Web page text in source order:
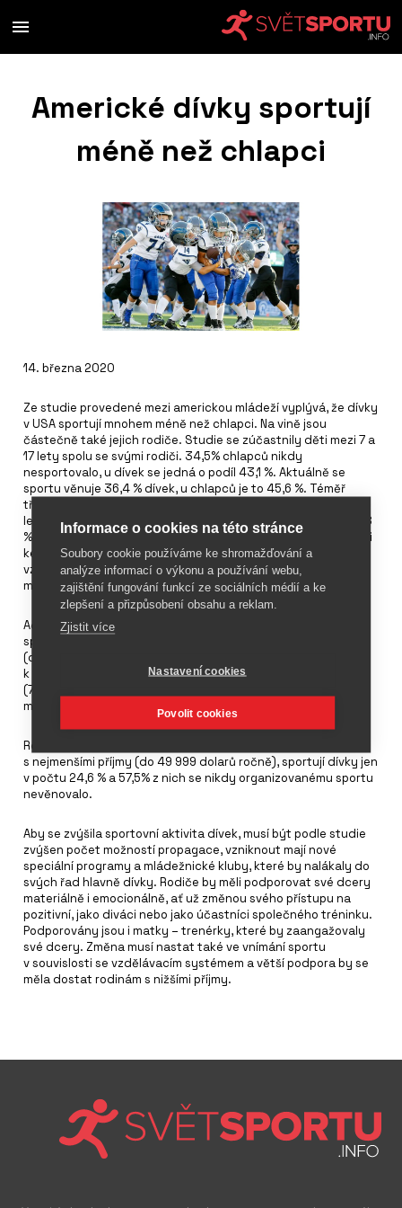
Americké dívky sportují
méně než chlapci
14. března 2020
Ze studie provedené mezi americkou mládeží vyplývá, že dívky
v USA sportují mnohem méně než chlapci. Na vině jsou
částečně také jejich rodiče. Studie se zúčastnily děti mezi 7 a
17 lety spolu se svými rodiči. 34,5% chlapců nikdy
nesportovalo, u dívek se jedná o podíl 43,1 %. Aktuálně se
sportu věnuje 36,4 % dívek, u chlapců je to 45,6 %. Téměř
třetina rodičů (32,2 %) je názoru, že chlapci jsou ve sportu
lepší než dívky. Navíc chybí dětem ve sportu ženské vzory. 68
% dětí, které se sportu věnují, má mužské trenéry. Rodiče děti
ke sportovním aktivitám nepovzbuzují, neukazují jim sportovní
vzory. Jen 13 % sportujících dívek je naopak svými rodiči
motivováno.
Ačkoli je dokázáno několika studiemi, jak pozitivní vliv má
sportování také na vzdělávání, uvedlo 30 % dotazovaných
(dětí i rodičů), že zaměření se na lepší známky je důvodem
k tomu, aby přestaly děti sportovat. Téměř tři čtvrtiny rodičů
(73 %) uvedlo, že jejich děti se sportem přestaly, protože oni
měli pocit, že sport narušuje akademickou dráhu jejich dětí.
Roli hrají i příjmy rodičů. U těch, kteří spadají do skupiny
s nejmenšími příjmy (do 49 999 dolarů ročně), sportují dívky jen
v počtu 24,6 % a 57,5% z nich se nikdy organizovanému sportu
nevěnovalo.
Aby se zvýšila sportovní aktivita dívek, musí být podle studie
zvýšen počet možností propagace, vzniknout mají nové
speciální programy a mládežnické kluby, které by nalákaly do
svých řad hlavně dívky. Rodiče by měli podporovat své dcery
materiálně i emocionálně, ať už změnou svého přístupu na
pozitivní, jako diváci nebo jako účastníci společného tréninku.
Podporovány jsou i matky – trenérky, které by zaangažovaly
své dcery. Změna musí nastat také ve vnímání sportu
v souvislosti se vzdělávacím systémem a větší podpora by se
měla dostat rodinám s nižšími příjmy.
Informace o cookies na této stránce
Soubory cookie používáme ke shromažďování a
analýze informací o výkonu a používání webu,
zajištění fungování funkcí ze sociálních médií a ke
zlepšení a přizpůsobení obsahu a reklam.
Zjistit více
Nastavení cookies
Povolit cookies